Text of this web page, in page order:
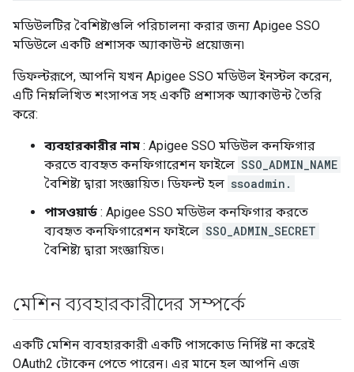
মডিউলটির বৈশিষ্ট্যগুলি পরিচালনা করার জন্য Apigee SSO
মডিউলে একটি প্রশাসক অ্যাকাউন্ট প্রয়োজন৷
ডিফল্টরূপে, আপনি যখন Apigee SSO মডিউল ইনস্টল করেন,
এটি নিম্নলিখিত শংসাপত্র সহ একটি প্রশাসক অ্যাকাউন্ট তৈরি
করে:
ব্যবহারকারীর নাম : Apigee SSO মডিউল কনফিগার
করতে ব্যবহৃত কনফিগারেশন ফাইলে SSO_ADMIN_NAME
বৈশিষ্ট্য দ্বারা সংজ্ঞায়িত। ডিফল্ট হল ssoadmin.
পাসওয়ার্ড : Apigee SSO মডিউল কনফিগার করতে
ব্যবহৃত কনফিগারেশন ফাইলে SSO_ADMIN_SECRET
বৈশিষ্ট্য দ্বারা সংজ্ঞায়িত।
মেশিন ব্যবহারকারীদের সম্পর্কে
একটি মেশিন ব্যবহারকারী একটি পাসকোড নির্দিষ্ট না করেই
OAuth2 টোকেন পেতে পারেন। এর মানে হল আপনি এজ